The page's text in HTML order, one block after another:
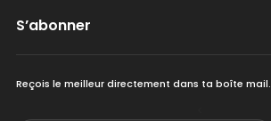
S’abonner
Reçois le meilleur directement dans ta boîte mail.